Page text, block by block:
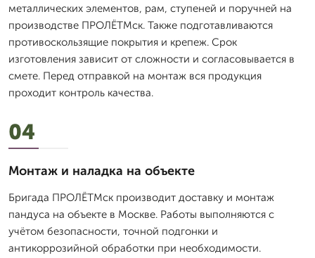
металлических элементов, рам, ступеней и поручней на
производстве ПРОЛЁТМск. Также подготавливаются
противоскользящие покрытия и крепеж. Срок
изготовления зависит от сложности и согласовывается в
смете. Перед отправкой на монтаж вся продукция
проходит контроль качества.
04
Монтаж и наладка на объекте
Бригада ПРОЛЁТМск производит доставку и монтаж
пандуса на объекте в Москве. Работы выполняются с
учётом безопасности, точной подгонки и
антикоррозийной обработки при необходимости.